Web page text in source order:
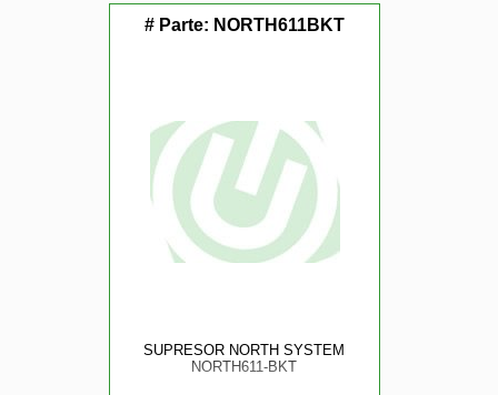
# Parte: NORTH611BKT
SUPRESOR NORTH SYSTEM
NORTH611-BKT